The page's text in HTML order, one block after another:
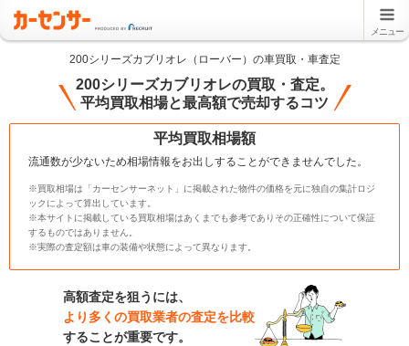
メニュー
200シリーズカブリオレ（ローバー）の車買取・車査定
200シリーズカブリオレの買取・査定。
平均買取相場と最高額で売却するコツ
平均買取相場額
流通数が少ないため相場情報をお出しすることができませんでした。
※買取相場は「カーセンサーネット」に掲載された物件の価格を元に独自の集計ロジ
ックによって算出しています。
※本サイトに掲載している買取相場はあくまでも参考でありその正確性について保証
するものではありません。
※実際の査定額は車の装備や状態によって異なります。
高額査定を狙うには、
より多くの買取業者の査定を比較
することが重要です。